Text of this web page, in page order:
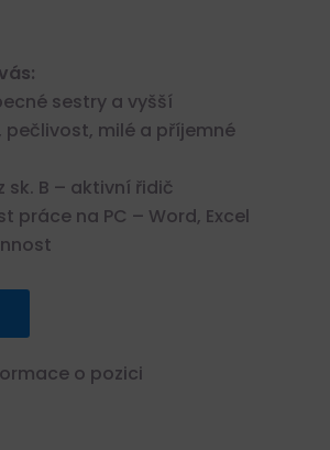
sestry a vyšší
pečlivost, milé a příjemné
sk. B – aktivní řidič
práce na PC – Word, Excel
o pozici